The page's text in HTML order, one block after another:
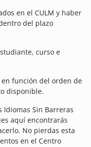
en el CULM y haber
del plazo
curso e
en función del orden de
disponible.
Idiomas Sin Barreras
aquí encontrarás
No pierdas esta
en el Centro